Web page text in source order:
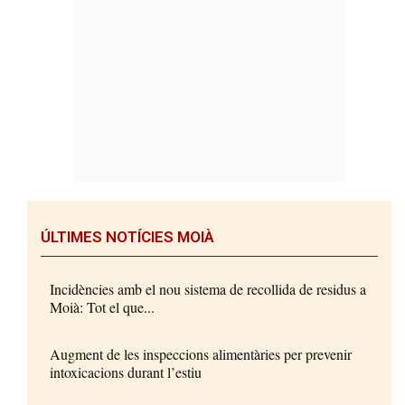
ÚLTIMES NOTÍCIES MOIÀ
Incidències amb el nou sistema de recollida de residus a
Moià: Tot el que...
Augment de les inspeccions alimentàries per prevenir
intoxicacions durant l’estiu